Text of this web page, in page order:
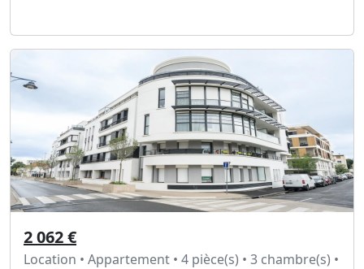
2 062 €
Location • Appartement • 4 pièce(s) • 3 chambre(s) •